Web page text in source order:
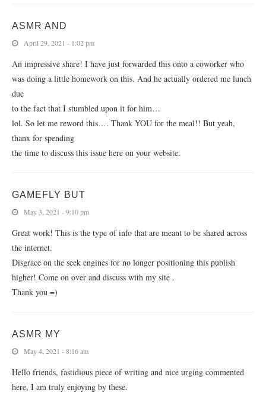
ASMR AND
April 29, 2021 - 1:02 pm
An impressive share! I have just forwarded this onto a coworker who
was doing a little homework on this. And he actually ordered me lunch
due
to the fact that I stumbled upon it for him…
lol. So let me reword this…. Thank YOU for the meal!! But yeah,
thanx for spending
the time to discuss this issue here on your website.
GAMEFLY BUT
May 3, 2021 - 9:10 pm
Great work! This is the type of info that are meant to be shared across
the internet.
Disgrace on the seek engines for no longer positioning this publish
higher! Come on over and discuss with my site .
Thank you =)
ASMR MY
May 4, 2021 - 8:16 am
Hello friends, fastidious piece of writing and nice urging commented
here, I am truly enjoying by these.